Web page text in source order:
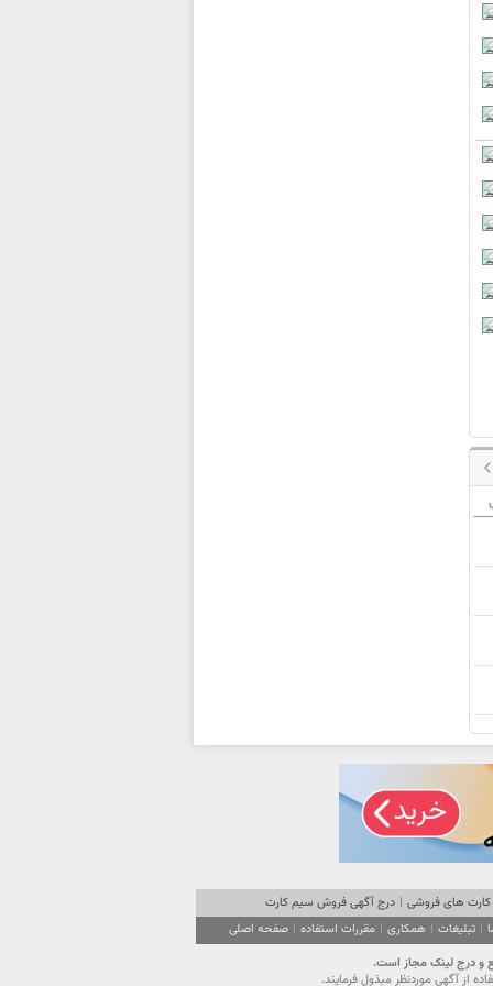
های فروشی | درج آگهی فروش سیم کارت
| تبلیغات | همکاری | مقررات استفاده | صفحه اصلی